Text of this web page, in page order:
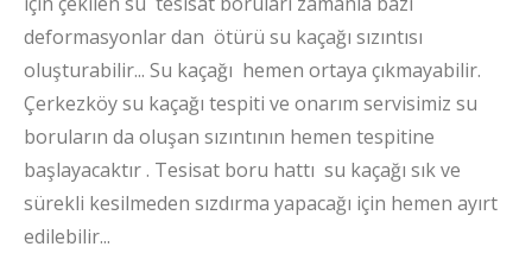
deformasyonlar dan ötürü su kaçağı sızıntısı
oluşturabilir... Su kaçağı hemen ortaya çıkmayabilir.
Çerkezköy su kaçağı tespiti ve onarım servisimiz su
boruların da oluşan sızıntının hemen tespitine
başlayacaktır . Tesisat boru hattı su kaçağı sık ve
sürekli kesilmeden sızdırma yapacağı için hemen ayırt
edilebilir...